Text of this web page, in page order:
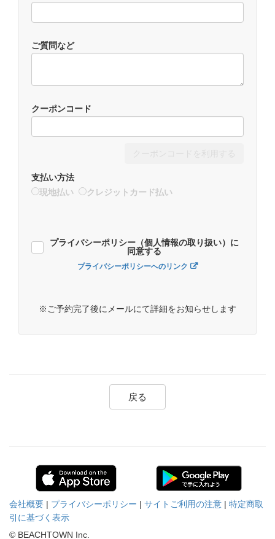
ご質問など
クーポンコード
支払い方法
現地払い
クレジットカード払い
プライバシーポリシー（個人情報の取り扱い）に
同意する
プライバシーポリシーへのリンク
※ご予約完了後にメールにて詳細をお知らせします
戻る
会社概要 | プライバシーポリシー | サイトご利用の注意 | 特定商取
引に基づく表示
© BEACHTOWN Inc.